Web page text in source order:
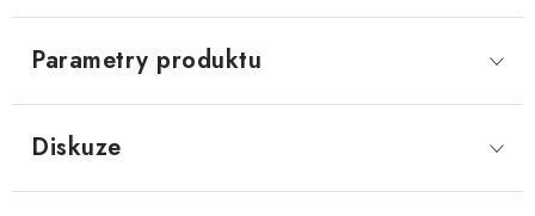
SUŠENÉ OVOCE / MERUŇKY SÍŘENÉ / MERUŇKY
LYOFILIZOVANÉ OVOCE / MANGO
LYOFILIZOVANÉ OVOCE / JAHODY
Parametry produktu
Diskuze